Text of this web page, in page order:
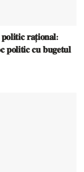
𝐫𝐚𝐭̦𝐢𝐨𝐧𝐚𝐥:
𝐜𝐮 𝐛𝐮𝐠𝐞𝐭𝐮𝐥